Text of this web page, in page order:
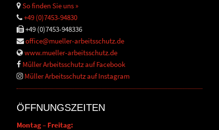
So finden Sie uns »
+49 (0)7453-94830
+49 (0)7453-948336
office@mueller-arbeitsschutz.de
www.mueller-arbeitsschutz.de
Müller Arbeitsschutz auf Facebook
Müller Arbeitsschutz auf Instagram
ÖFFNUNGSZEITEN
Montag – Freitag: